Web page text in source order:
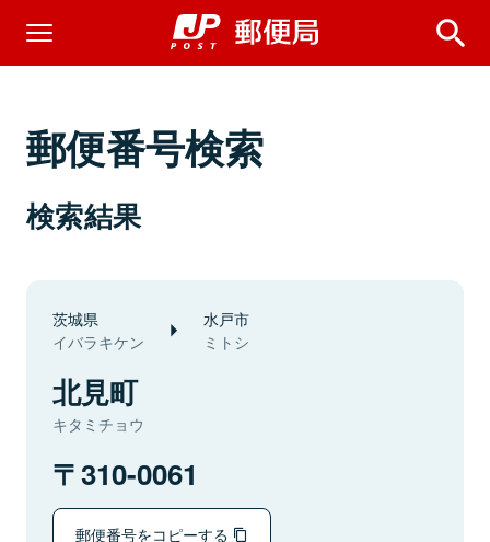
郵便番号検索
検索結果
茨城県
イバラキケン
水戸市
ミトシ
北見町
キタミチョウ
310-0061
郵便番号をコピーする